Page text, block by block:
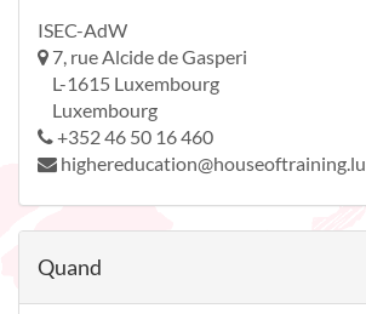
ISEC-AdW
7, rue Alcide de Gasperi
L-1615 Luxembourg
Luxembourg
+352 46 50 16 460
highereducation@houseoftraining.lu
Quand